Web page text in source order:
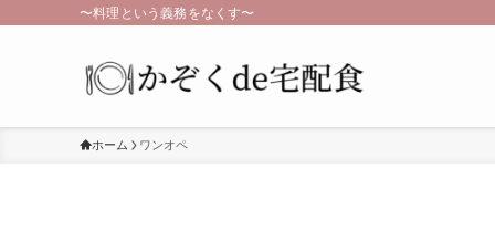
〜料理という義務をなくす〜
ホーム ワンオペ